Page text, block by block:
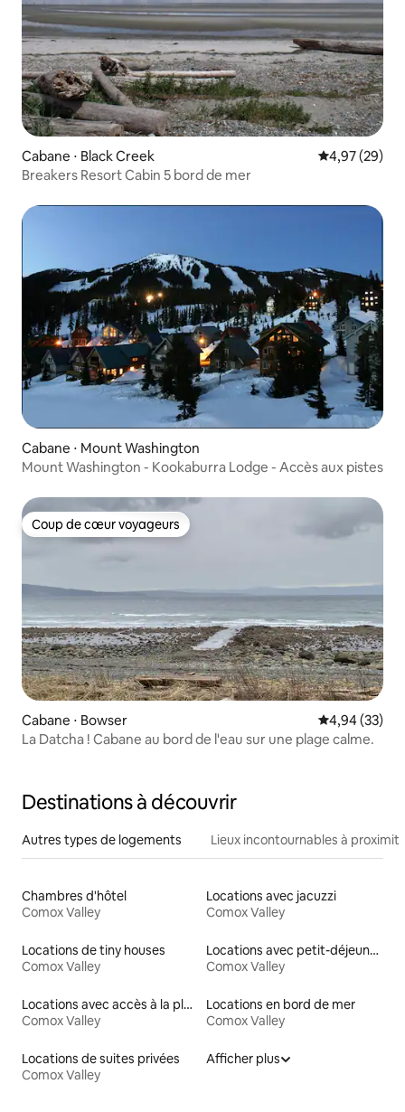
Cabane ⋅ Black Creek Évaluation
4,97 (29)
Breakers Resort Cabin 5 bord de mer
Cabane ⋅ Mount Washington
Mount Washington - Kookaburra Lodge - Accès aux pistes
Coup de cœur voyageurs
Coup de cœur voyageurs
Cabane ⋅ Bowser Évaluation
4,94 (33)
La Datcha ! Cabane au bord de l'eau sur une plage calme.
Destinations à découvrir
Autres types de logements Lieux incontournables à
Chambres d'hôtel
Comox Valley
Locations avec jacuzzi
Comox Valley
Locations de tiny houses
Comox Valley
Locations avec petit-déjeuner
Comox Valley
Locations avec accès à la plage
Comox Valley
Locations en bord de mer
Comox Valley
Locations de suites privées
Comox Valley
Afficher plus